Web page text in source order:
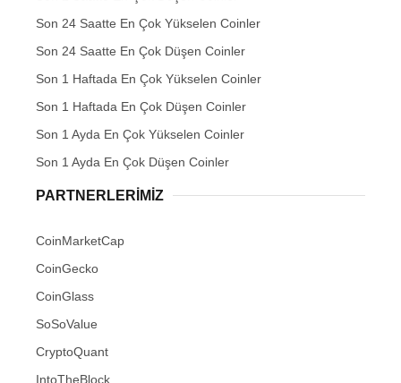
Son 24 Saatte En Çok Yükselen Coinler
Son 24 Saatte En Çok Düşen Coinler
Son 1 Haftada En Çok Yükselen Coinler
Son 1 Haftada En Çok Düşen Coinler
Son 1 Ayda En Çok Yükselen Coinler
Son 1 Ayda En Çok Düşen Coinler
PARTNERLERIMIZ
CoinMarketCap
CoinGecko
CoinGlass
SoSoValue
CryptoQuant
IntoTheBlock